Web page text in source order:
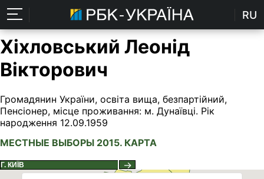
RU
Хіхловський Леонід
Вікторович
Громадянин України, освіта вища, безпартійний,
Пенсіонер, місце проживання: м. Дунаївці. Рік
народження 12.09.1959
МЕСТНЫЕ ВЫБОРЫ 2015. КАРТА
→